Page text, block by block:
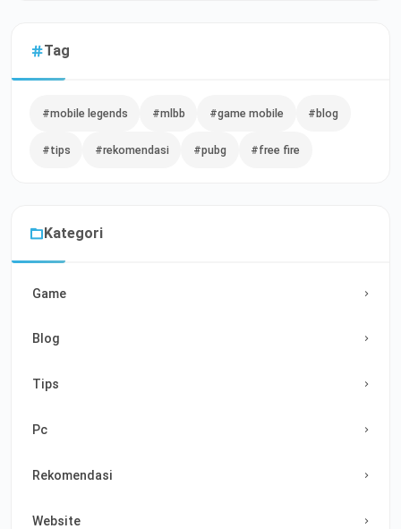
Tag
#mobile legends #mlbb #game mobile #blog
#tips #rekomendasi #pubg #free fire
Kategori
Game
Blog
Tips
Pc
Rekomendasi
Website